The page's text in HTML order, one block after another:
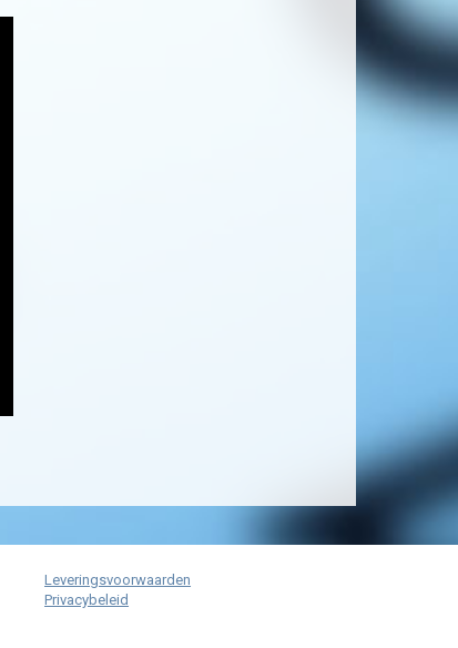
Leveringsvoorwaarden
Privacybeleid